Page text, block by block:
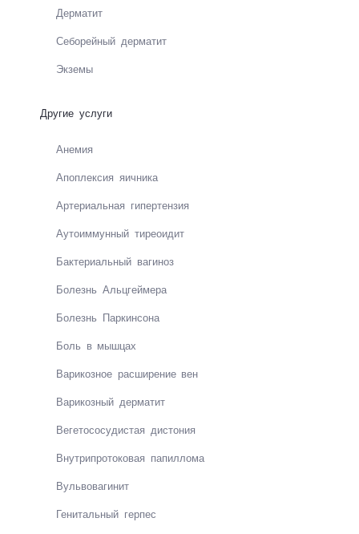
Дер­ма­тит
Се­бо­рей­ный дер­ма­тит
Экземы
Другие услуги
Ане­мия
Апоплек­сия яич­ни­ка
Ар­те­риаль­ная ги­пер­тен­зия
Ауто­им­мун­ный ти­реои­дит
Бак­те­ри­аль­ный ва­ги­ноз
Болезнь Альц­гей­ме­ра
Болезнь Пар­кин­со­на
Боль в мыш­цах
Ва­ри­коз­ное рас­ши­ре­ние вен
Варикозный дерматит
Ве­ге­то­со­су­дис­тая дис­то­ния
Внут­ри­про­то­ко­вая па­пил­ло­ма
Вуль­во­ва­ги­нит
Ге­ни­таль­ный гер­пес